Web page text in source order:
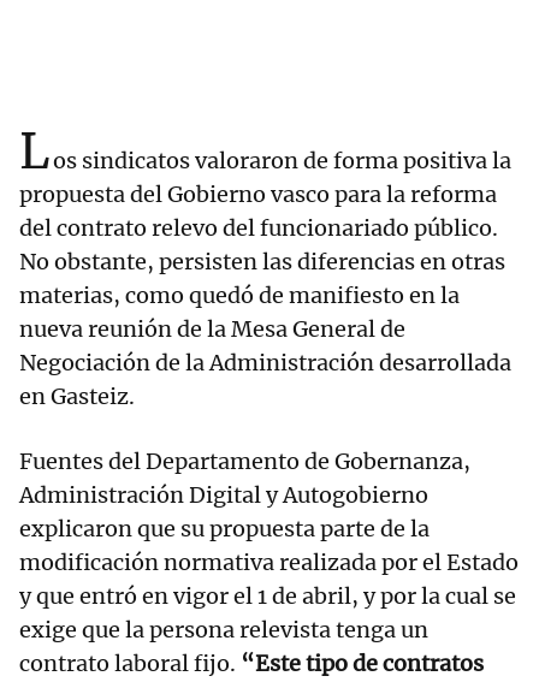
Los sindicatos valoraron de forma positiva la
propuesta del Gobierno vasco para la reforma
del contrato relevo del funcionariado público.
No obstante, persisten las diferencias en otras
materias, como quedó de manifiesto en la
nueva reunión de la Mesa General de
Negociación de la Administración desarrollada
en Gasteiz.
Fuentes del Departamento de Gobernanza,
Administración Digital y Autogobierno
explicaron que su propuesta parte de la
modificación normativa realizada por el Estado
y que entró en vigor el 1 de abril, y por la cual se
exige que la persona relevista tenga un
contrato laboral fijo. “Este tipo de contratos